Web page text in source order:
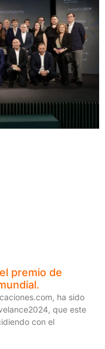
premio de
ha sido
que este
con el